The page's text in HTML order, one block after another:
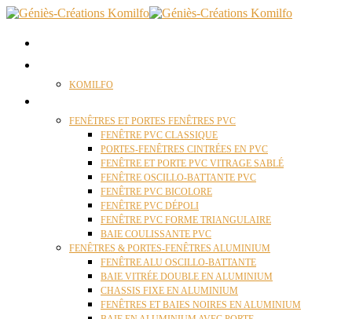
KOMILFO
FENÊTRES ET PORTES FENÊTRES PVC
FENÊTRE PVC CLASSIQUE
PORTES-FENÊTRES CINTRÉES EN PVC
FENÊTRE ET PORTE PVC VITRAGE SABLÉ
FENÊTRE OSCILLO-BATTANTE PVC
FENÊTRE PVC BICOLORE
FENÊTRE PVC DÉPOLI
FENÊTRE PVC FORME TRIANGULAIRE
BAIE COULISSANTE PVC
FENÊTRES & PORTES-FENÊTRES ALUMINIUM
FENÊTRE ALU OSCILLO-BATTANTE
BAIE VITRÉE DOUBLE EN ALUMINIUM
CHASSIS FIXE EN ALUMINIUM
FENÊTRES ET BAIES NOIRES EN ALUMINIUM